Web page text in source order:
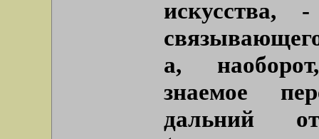
искусства,
а,
знаемое
дальний